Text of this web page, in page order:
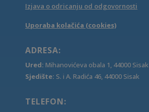
Izjava o odricanju od odgovornosti
Uporaba kolačića (cookies)
ADRESA:
Ured: Mihanovićeva obala 1, 44000 Sisak
Sjedište: S. i A. Radića 46, 44000 Sisak
TELEFON: